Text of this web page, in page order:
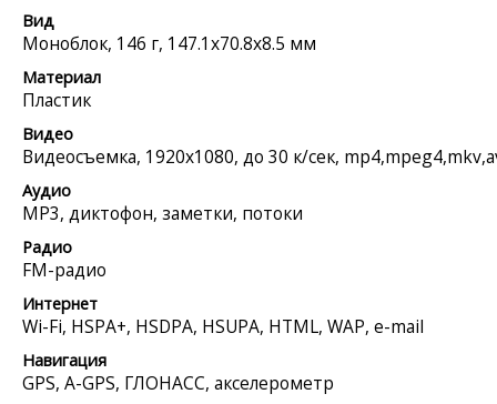
Вид
Моноблок, 146 г, 147.1x70.8x8.5 мм
Материал
Пластик
Видео
Видеосъемка, 1920x1080, до 30 к/сек,
Аудио
MP3, диктофон, заметки, потоки
Радио
FM-радио
Интернет
Wi-Fi, HSPA+, HSDPA, HSUPA, HTML, WAP, e-mail
Навигация
GPS, A-GPS, ГЛОНАСС, акселерометр